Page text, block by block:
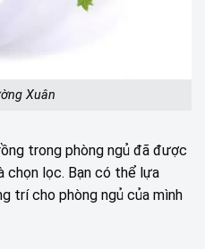
Xuân
trong phòng ngủ đã được
chọn lọc. Bạn có thể lựa
trí cho phòng ngủ của mình